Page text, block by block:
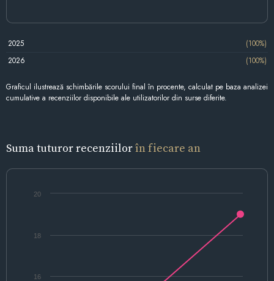
2025
(100%)
2026
(100%)
Graficul ilustrează schimbările scorului final în procente, calculat pe baza analizei
cumulative a recenziilor disponibile ale utilizatorilor din surse diferite.
Suma tuturor recenziilorîn fiecare an
16
18
20